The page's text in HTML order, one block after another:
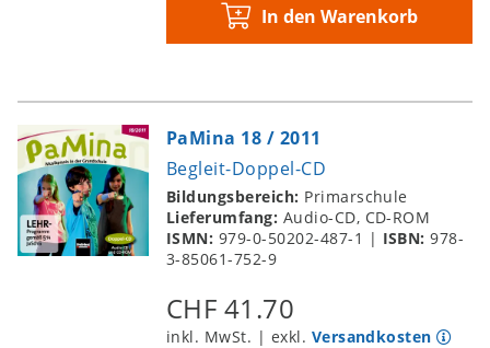
In den Warenkorb
PaMina 18 / 2011
Begleit-Doppel-CD
Bildungsbereich: Primarschule
Lieferumfang: Audio-CD, CD-ROM
ISMN: 979-0-50202-487-1 | ISBN:978-
3-85061-752-9
CHF 41.70
inkl. MwSt. | exkl. Versandkosten